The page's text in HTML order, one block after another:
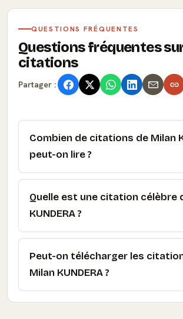
QUESTIONS FRÉQUENTES
Questions fréquentes
citations
Partager :
Combien de citations de Milan
peut-on lire ?
Quelle est une citation célèbre
KUNDERA ?
Peut-on télécharger les
Milan KUNDERA ?